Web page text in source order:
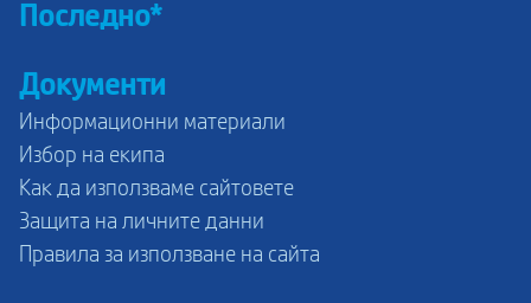
Последно*
Документи
Информационни материали
Избор на екипа
Как да използваме сайтовете
Защита на личните данни
Правила за използване на сайта